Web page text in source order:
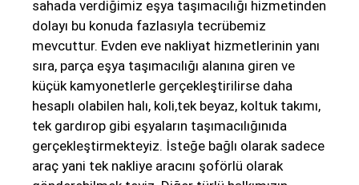
sahada verdiğimiz eşya taşımacılığı hizmetinden
dolayı bu konuda fazlasıyla tecrübemiz
mevcuttur. Evden eve nakliyat hizmetlerinin yanı
sıra, parça eşya taşımacılığı alanına giren ve
küçük kamyonetlerle gerçekleştirilirse daha
hesaplı olabilen halı, koli,tek beyaz, koltuk takımı,
tek gardırop gibi eşyaların taşımacılığınıda
gerçekleştirmekteyiz. İsteğe bağlı olarak sadece
araç yani tek nakliye aracını şoförlü olarak